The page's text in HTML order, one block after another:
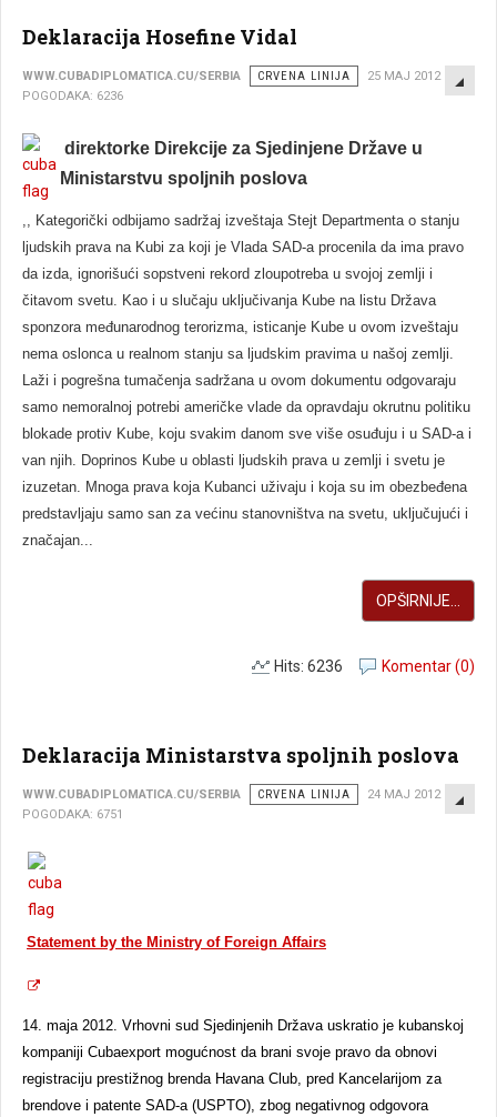
Deklaracija Hosefine Vidal
WWW.CUBADIPLOMATICA.CU/SERBIA CRVENA LINIJA
25 MAJ 2012
POGODAKA: 6236
direktorke Direkcije za Sjedinjene Države u
Ministarstvu spoljnih poslova
,, Kategorički odbijamo sadržaj izveštaja Stejt Departmenta o stanju
ljudskih prava na Kubi za koji je Vlada SAD-a procenila da ima pravo
da izda, ignorišući sopstveni rekord zloupotreba u svojoj zemlji i
čitavom svetu. Kao i u slučaju uključivanja Kube na listu Država
sponzora međunarodnog terorizma, isticanje Kube u ovom izveštaju
nema oslonca u realnom stanju sa ljudskim pravima u našoj zemlji.
Laži i pogrešna tumačenja sadržana u ovom dokumentu odgovaraju
samo nemoralnoj potrebi američke vlade da opravdaju okrutnu politiku
blokade protiv Kube, koju svakim danom sve više osuđuju i u SAD-a i
van njih. Doprinos Kube u oblasti ljudskih prava u zemlji i svetu je
izuzetan. Mnoga prava koja Kubanci uživaju i koja su im obezbeđena
predstavljaju samo san za većinu stanovništva na svetu, uključujući i
značajan...
OPŠIRNIJE...
Komentar (0)
Hits: 6236
Deklaracija Ministarstva spoljnih poslova
WWW.CUBADIPLOMATICA.CU/SERBIA CRVENA LINIJA
24 MAJ 2012
POGODAKA: 6751
Statement by the Ministry of Foreign Affairs
14. maja 2012. Vrhovni sud Sjedinjenih Država uskratio je kubanskoj
kompaniji Cubaexport mogućnost da brani svoje pravo da obnovi
registraciju prestižnog brenda Havana Club, pred Kancelarijom za
brendove i patente SAD-a (USPTO), zbog negativnog odgovora